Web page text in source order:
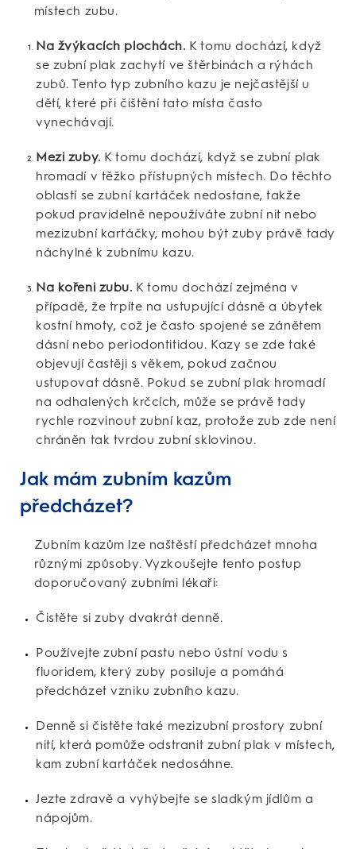
místech zubu.
Na žvýkacích plochách. K tomu dochází, když
se zubní plak zachytí ve štěrbinách a rýhách
zubů. Tento typ zubního kazu je nejčastější u
dětí, které při čištění tato místa často
vynechávají.
Mezi zuby. K tomu dochází, když se zubní plak
hromadí v těžko přístupných místech. Do těchto
oblastí se zubní kartáček nedostane, takže
pokud pravidelně nepoužíváte zubní nit nebo
mezizubní kartáčky, mohou být zuby právě tady
náchylné k zubnímu kazu.
Na kořeni zubu. K tomu dochází zejména v
případě, že trpíte na ustupující dásně a úbytek
kostní hmoty, což je často spojené se zánětem
dásní nebo periodontitidou. Kazy se zde také
objevují častěji s věkem, pokud začnou
ustupovat dásně. Pokud se zubní plak hromadí
na odhalených krčcích, může se právě tady
rychle rozvinout zubní kaz, protože zub zde není
chráněn tak tvrdou zubní sklovinou.
Jak mám zubním kazům
předcházet?
Zubním kazům lze naštěstí předcházet mnoha
různými způsoby. Vyzkoušejte tento postup
doporučovaný zubními lékaři:
Čistěte si zuby dvakrát denně.
Používejte zubní pastu nebo ústní vodu s
fluoridem, který zuby posiluje a pomáhá
předcházet vzniku zubního kazu.
Denně si čistěte také mezizubní prostory zubní
nití, která pomůže odstranit zubní plak v místech,
kam zubní kartáček nedosáhne.
Jezte zdravě a vyhýbejte se sladkým jídlům a
nápojům.